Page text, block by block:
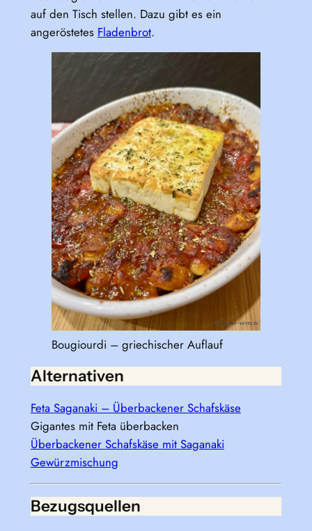
auf den Tisch stellen. Dazu gibt es ein
angeröstetes Fladenbrot.
Bougiourdi – griechischer Auflauf
Alternativen
Feta Saganaki – Überbackener Schafskäse
Gigantes mit Feta überbacken
Überbackener Schafskäse mit Saganaki
Gewürzmischung
Bezugsquellen